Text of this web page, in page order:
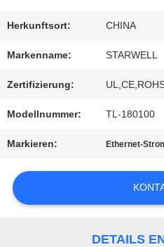
FORDERN
SIE EIN
ZITAT
SITEMAP
Herkunftsort: CHINA
Markenname: STARWELL
Zertifizierung:
Modellnummer: TL-180100
Markieren: Ethernet-
DETAILS